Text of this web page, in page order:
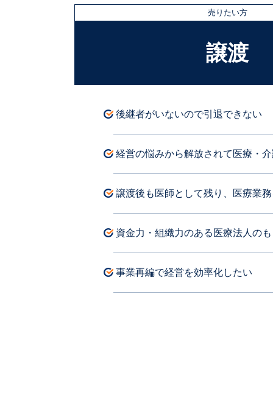
売りたい方
譲渡
後継者がいないので引退できない
経営の悩みから解放されて医療・
譲渡後も医師として残り、医療業
資金力・組織力のある医療法人の
事業再編で経営を効率化したい